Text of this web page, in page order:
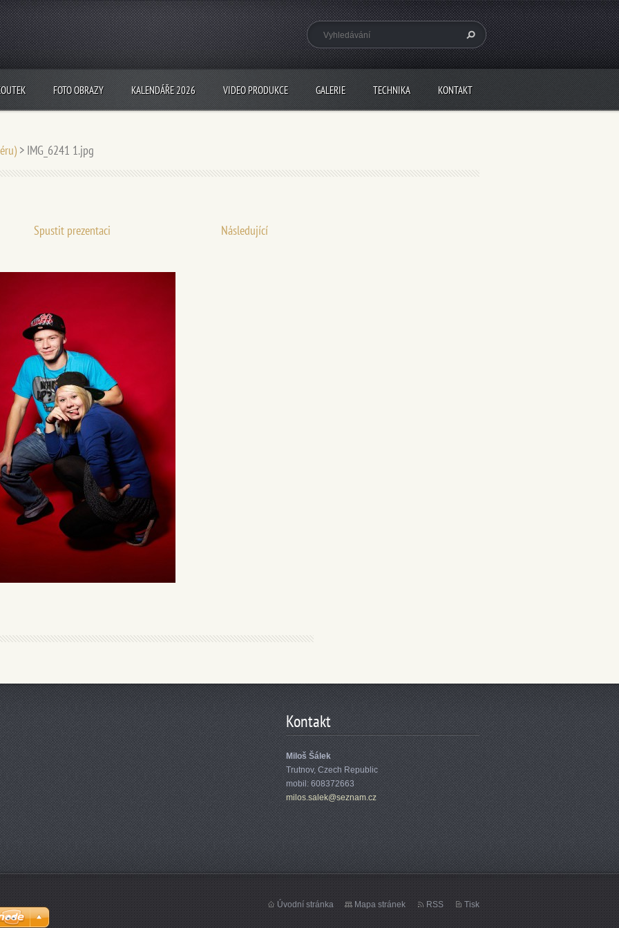
FOTO OBRAZY KALENDÁŘE 2026 VIDEO PRODUKCE GALERIE TECHNIKA KONTAKT
> IMG_6241 1.jpg
Spustit prezentaci Následující
Kontakt
Miloš Šálek
Trutnov, Czech Republic
mobil: 608372663
milos.salek@seznam.cz
Úvodní stránka Mapa stránek RSS Tisk